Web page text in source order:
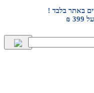
באתר בלבד !
₪